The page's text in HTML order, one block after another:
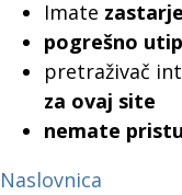
Imate
pogrešno
pretraživač
za ovaj site
nemate
Naslovnica